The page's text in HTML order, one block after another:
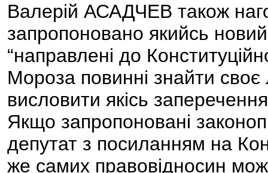
Валерій АСАДЧЕВ також
запропоновано якийсь
“направлені до
Мороза повинні знайти
висловити якісь
Якщо запропоновані
депутат з посиланням на
же самих правовідносин